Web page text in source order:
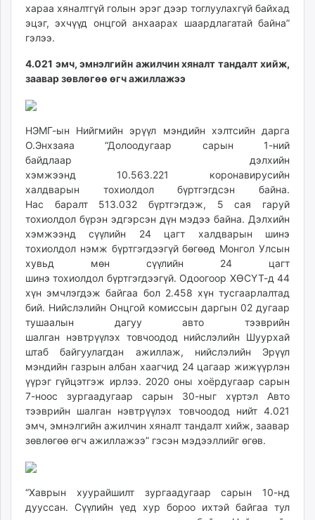
shuum.mn
times.mn
tvmongolia.mn
mass.mn
unegui.mn
toim.mn
tac.mn
paparazzi.mn
unread.today
хараа хяналтгүй голын эрэг дээр тоглуулахгүй байхад
эцэг, эхчүүд онцгой анхаарах шаардлагатай байна”
гэлээ.
4.021 эмч, эмнэлгийн ажилчин хяналт тандалт хийж,
заавар зөвлөгөө өгч ажиллажээ
НЭМГ-ын Нийгмийн эрүүл мэндийн хэлтсийн дарга
О.Энхзаяа “Долоодугаар сарын 1-ний
байдлаар дэлхийн
хэмжээнд 10.563.221 коронавирусийн
халдварын тохиолдол бүртгэгдсэн байна.
Нас баралт 513.032 бүртгэгдэж, 5 сая гаруй
тохиолдол бүрэн эдгэрсэн дүн мэдээ байна. Дэлхийн
хэмжээнд сүүлийн 24 цагт халдварын шинэ
тохиолдол нэмж бүртгэгдээгүй бөгөөд Монгол Улсын
хувьд мөн сүүлийн 24 цагт
шинэ тохиолдол бүртгэгдээгүй. Одоогоор ХӨСҮТ-д 44
хүн эмчлэгдэж байгаа бол 2.458 хүн тусгаарлалтад
бий. Нийслэлийн Онцгой комиссын даргын 02 дугаар
тушаалын дагуу авто тээврийн
шалган нэвтрүүлэх товчоодод нийслэлийн Шуурхай
штаб байгуулагдан ажиллаж, нийслэлийн Эрүүл
мэндийн газрын албан хаагчид 24 цагаар жижүүрлэн
үүрэг гүйцэтгэж ирлээ. 2020 оны хоёрдугаар сарын
7-ноос зургаадугаар сарын 30-ныг хүртэл Авто
тээврийн шалган нэвтрүүлэх товчоодод нийт 4.021
эмч, эмнэлгийн ажилчин хяналт тандалт хийж, заавар
зөвлөгөө өгч ажиллажээ” гэсэн мэдээллийг өгөв.
“Хаврын хуурайшилт зургаадугаар сарын 10-нд
дууссан. Сүүлийн үед хур бороо ихтэй байгаа тул